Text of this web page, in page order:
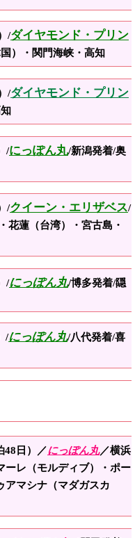
/ダイヤモンド・プリン
）・関門海峡・高知
/ダイヤモンド・プリン
/にっぽん丸/新潟発着/奥
/クイーン・エリザベス/
花蓮（台湾）・宮古島・
/にっぽん丸/博多発着/隠
/にっぽん丸/八代発着/喜
48日）／にっぽん丸／横浜
ーレ（モルディブ）・ポー
アマシナ（マダガスカ